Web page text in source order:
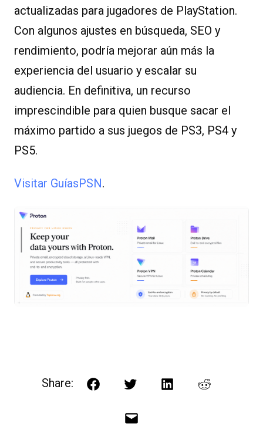
actualizadas para jugadores de PlayStation.
Con algunos ajustes en búsqueda, SEO y
rendimiento, podría mejorar aún más la
experiencia del usuario y escalar su
audiencia. En definitiva, un recurso
imprescindible para quien busque sacar el
máximo partido a sus juegos de PS3, PS4 y
PS5.
Visitar GuíasPSN.
Share: FacebookTwitterLinkedInReddit
Email